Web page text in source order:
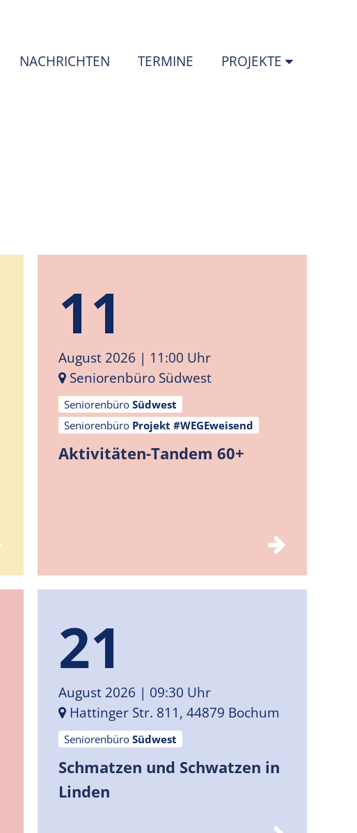
NACHRICHTEN TERMINE PROJEKTE
11
August 2026 | 11:00 Uhr
Seniorenbüro Südwest
SeniorenbüroSüdwest
Seniorenbüro Projekt #WEGEweisend
Aktivitäten-Tandem 60+
21
August 2026 | 09:30 Uhr
Hattinger Str. 811, 44879 Bochum
SeniorenbüroSüdwest
Schmatzen und Schwatzen in
Linden